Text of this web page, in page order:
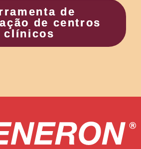
de
de centros
clínicos